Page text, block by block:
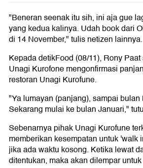
"Beneran seenak itu sih, ini aja gue
yang kedua kalinya. Udah book dari
di 14 November," tulis netizen lainnya.
Kepada detikFood (08/11), Rony
Unagi Kurofone mengonfirmasi
restoran Unagi Kurofune.
"Ya lumayan (panjang), sampai bulan
Sekarang mulai ke bulan Januari,"
Sebenarnya pihak Unagi Kurofune
memberikan kesempatan untuk 'walk
jika ada waktu kosong. Ketika lewat
ditentukan, maka akan dilempar